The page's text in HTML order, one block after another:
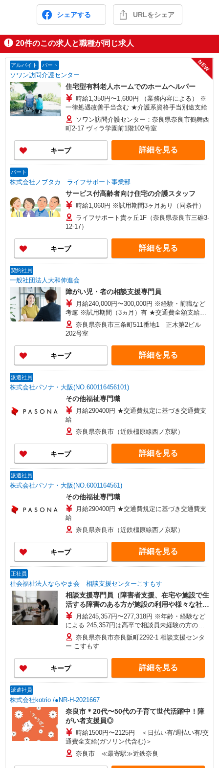
シェアする URLをシェア
20件のこの求人と職種が同じ求人
アルバイト パート
ソワン訪問介護センター
NEW
住宅型有料老人ホームでのホームヘルパー
時給1,350円〜1,680円 （業務内容による） ※
一律処遇改善手当含む ★介護系資格手当別途支給
ソワン訪問介護センター：奈良県奈良市鶴舞西
町2-17 ヴィラ学園前1階102号室
キープ 詳細を見る
パート
株式会社ノブタカ ライフサポート事業部
サービス付高齢者向け住宅の介護スタッフ
時給1,060円 ※試用期間3ヶ月あり（同条件）
ライフサポート貴ヶ丘1F（奈良県奈良市三碓3-
12-17）
キープ 詳細を見る
契約社員
一般社団法人大和伸進会
障がい児・者の相談支援専門員
月給240,000円〜300,000円 ※経験・前職など
考慮 ※試用期間（3ヵ月）有 ★交通費全額支給
（規定有） ★昇給有
奈良県奈良市三条町511番地1 正木第2ビル
202号室
キープ 詳細を見る
派遣社員
株式会社パソナ・大阪(NO.600116456101)
その他福祉専門職
月給290400円 ★交通費規定に基づき交通費支
給
奈良県奈良市（近鉄橿原線西ノ京駅）
キープ 詳細を見る
派遣社員
株式会社パソナ・大阪(NO.6001164561)
その他福祉専門職
月給290400円 ★交通費規定に基づき交通費支
給
奈良県奈良市（近鉄橿原線西ノ京駅）
キープ 詳細を見る
正社員
社会福祉法人ならやま会 相談支援センターこすもす
相談支援専門員（障害者支援、在宅や施設で生
活する障害のある方が施設の利用や様々な社会
資源に触れて、より安心で心豊かな生活をして
いただくためのお手伝いをしていただくお仕事
です。相談支援未経験の方も、施設等でのキャ
リアを活かして十分活躍していただけます☆
彡）
月給245,357円〜277,318円 ※年齢・経験など
による 245,357円は高卒で相談員未経験の方のモ
デル月給です。 【手当】 資格手当：3,000円〜 住
居手当：3,000円〜 扶養手当：10,000円〜 通勤手
当：月額24,500円まで支給 ※面接時にご質問くだ
さい。 ※試用期間180日（同条件）
奈良県奈良市奈良阪町2292-1 相談支援センタ
ー こすもす
キープ 詳細を見る
派遣社員
株式会社kotrio /●NR-H-2021667
奈良市＊20代〜50代の子育て世代活躍中！障
がい者支援員◎
時給1500円〜2125円 ＜日払い有/週払い有/交
通費全支給(ガソリン代含む)＞
奈良市 ≪最寄駅≫近鉄奈良